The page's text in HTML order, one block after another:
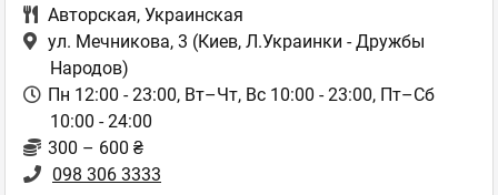
Авторская, Украинская
ул. Мечникова, 3 (Киев, Л.Украинки - Дружбы
Народов)
Пн 12:00 - 23:00, Вт–Чт, Вс 10:00 - 23:00, Пт–Сб
10:00 - 24:00
300 – 600 ₴
098 306 3333